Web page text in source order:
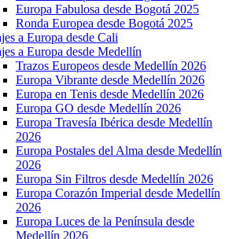
Europa Fabulosa desde Bogotá 2025
Ronda Europea desde Bogotá 2025
a Europa desde Cali
a Europa desde Medellín
Trazos Europeos desde Medellín 2026
Europa Vibrante desde Medellín 2026
Europa en Tenis desde Medellín 2026
Europa GO desde Medellín 2026
Europa Travesía Ibérica desde Medellín
2026
Europa Postales del Alma desde Medellín
2026
Europa Sin Filtros desde Medellín 2026
Europa Corazón Imperial desde Medellín
2026
Europa Luces de la Península desde
Medellín 2026